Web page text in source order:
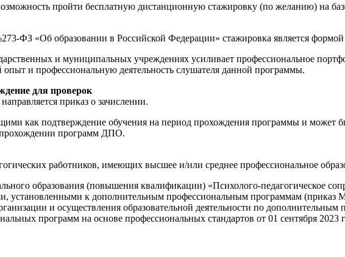
пройти бесплатную дистанционную стажировку (по желанию) на
ФЗ «Об образовании в Российской Федерации» стажировка является
и муниципальных учреждениях усиливает профессиональное
и профессиональную деятельность слушателя данной программы.
для проверок
приказ о зачислении.
как подтверждение обучения на период прохождения программы и может
прохождении программ ДПО.
работников, имеющих высшее и/или среднее профессиональное
образования (повышения квалификации) «Психолого-педагогическое
установленными к дополнительным профессиональным программам
и осуществления образовательной деятельности по
программ на основе профессиональных стандартов от 01 сентября 2023